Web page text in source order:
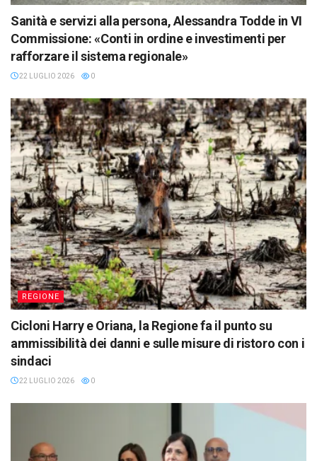
Sanità e servizi alla persona, Alessandra Todde in VI
Commissione: «Conti in ordine e investimenti per
rafforzare il sistema regionale»
22 LUGLIO 2026 0
REGIONE
Cicloni Harry e Oriana, la Regione fa il punto su
ammissibilità dei danni e sulle misure di ristoro con i
sindaci
22 LUGLIO 2026 0